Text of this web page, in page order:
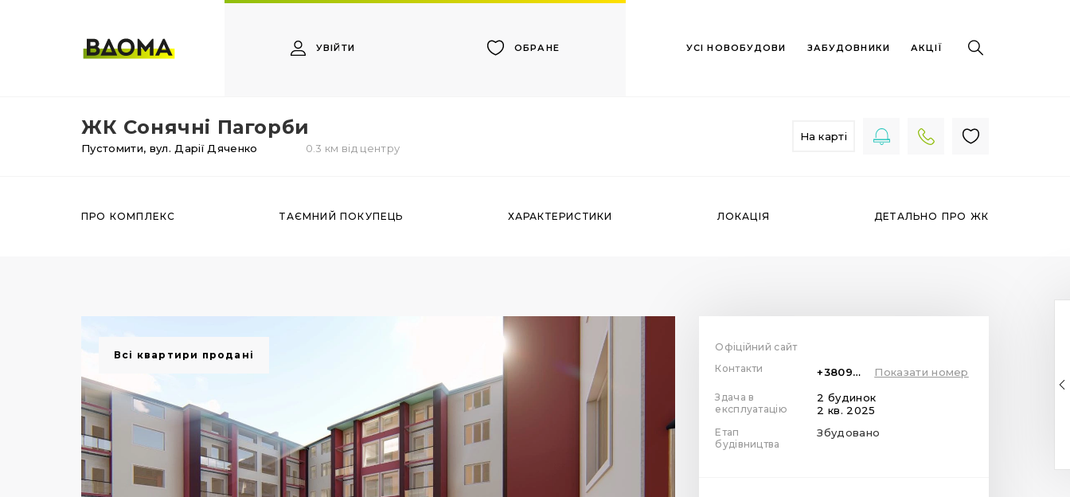
УВІЙТИ ОБРАНЕ УСІ НОВОБУДОВИ ЗАБУДОВНИКИ АКЦІЇ
ЖК Сонячні Пагорби
Пустомити, вул. Дарії Дяченко 0.3 км від центру
На карті
ПРО КОМПЛЕКС ТАЄМНИЙ ПОКУПЕЦЬ ХАРАКТЕРИСТИКИ ЛОКАЦІЯ ДЕТАЛЬНО ПРО ЖК
Всі квартири продані
Офіційний сайт
Контакти
+380962695575 Показати номер
Здача в
експлуатацію
2 будинок
2 кв. 2025
Етап
будівництва
Збудовано